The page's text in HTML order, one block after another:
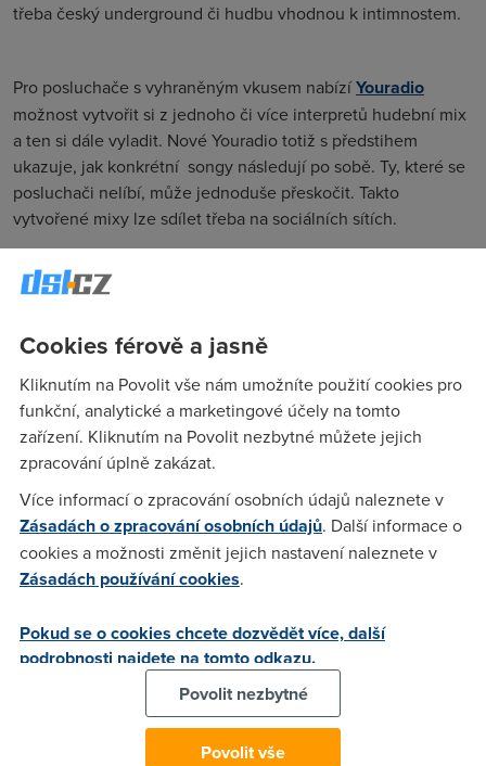
třeba český underground či hudbu vhodnou k intimnostem.
Pro posluchače s vyhraněným vkusem nabízíYouradio
možnost vytvořit si z jednoho či více interpretů hudební mix
a ten si dále vyladit. Nové Youradio totiž s předstihem
ukazuje, jak konkrétní songy následují po sobě. Ty, které se
posluchači nelíbí, může jednoduše přeskočit. Takto
vytvořené mixy lze sdílet třeba na sociálních sítích.
Youradioje možné naladit nejen na počítači, ale
kromě poslechu online i rezervování hudby pro případ
metru nebo v přírodě. Aplikace je připravena proiPhonei
telefony s operačním systémemAndroid. Mobilní aplikaci
nyní používá 15 000 lidí, klasický internetový stream se
chlubí téměř 60 tisíci registrovanými uživateli.
V roce 2012 fanoušci prostřednictvím Youradia poslouchali
dohromady více než 65 tisíc hodin hudby, letos autoři
očekávají více než trojnásobný nárůst.
"Nezanedbatelný je nárůst doby poslechu mluveného slova,
což nás těší. Youradio není jenom o muzice a je znát, že
právě mluvené slovo je jednou z deseti nejposlouchanějších
" řekl Lubor Zoufal, ředitel on-line divize
Cookies férově a jasně
Kliknutím na Povolit vše nám umožníte použití cookies pro
funkční, analytické a marketingové účely na tomto
zařízení. Kliknutím na Povolit nezbytné můžete jejich
zpracování úplně zakázat.
Více informací o zpracování osobních údajů naleznete v
Zásadách o zpracování osobních údajů. Další informace o
cookies a možnosti změnit jejich nastavení naleznete v
Zásadách používání cookies.
Pokud se o cookies chcete dozvědět více, další
podrobnosti najdete na tomto odkazu.
Povolit nezbytné
Povolit vše